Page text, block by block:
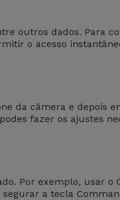
outros dados. Para
o acesso
da câmera e depois
fazer os ajustes
Por exemplo, usar o
segurar a tecla